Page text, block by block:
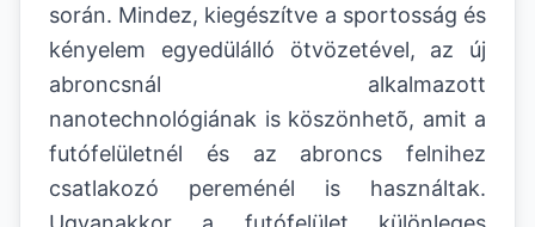
során. Mindez, kiegészítve a sportosság és
kényelem egyedülálló ötvözetével, az új
abroncsnál alkalmazott
nanotechnológiának is köszönhetõ, amit a
futófelületnél és az abroncs felnihez
csatlakozó pereménél is használtak.